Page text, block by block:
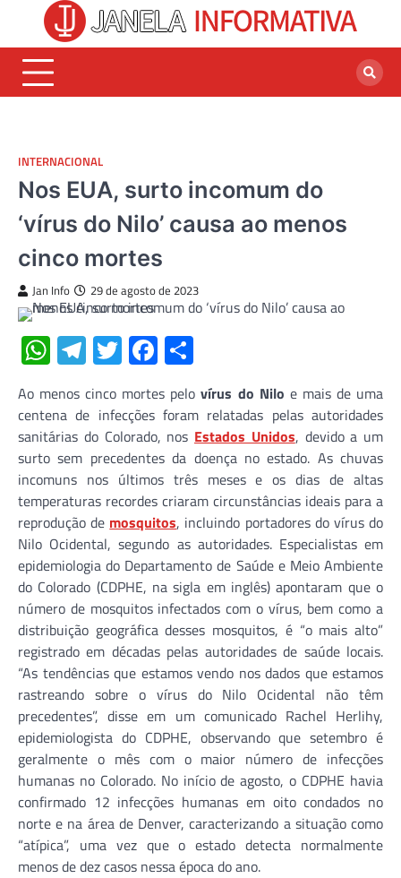
content
INTERNACIONAL
Nos EUA, surto incomum do
‘vírus do Nilo’ causa ao menos
cinco mortes
Jan Info 29 de agosto de 2023
WhatsApp
Telegram
TwitterFacebook
Ao menos cinco mortes pelovírus do Nilo e mais de uma
centena de infecções foram relatadas pelas autoridades
sanitárias do Colorado, nos Estados Unidos, devido a um
surto sem precedentes da doença no estado. As chuvas
incomuns nos últimos três meses e os dias de altas
temperaturas recordes criaram circunstâncias ideais para a
reprodução de mosquitos, incluindo portadores do vírus do
Nilo Ocidental, segundo as autoridades. Especialistas em
epidemiologia do Departamento de Saúde e Meio Ambiente
do Colorado (CDPHE, na sigla em inglês) apontaram que o
número de mosquitos infectados com o vírus, bem como a
distribuição geográfica desses mosquitos, é “o mais alto”
registrado em décadas pelas autoridades de saúde locais.
“As tendências que estamos vendo nos dados que estamos
rastreando sobre o vírus do Nilo Ocidental não têm
precedentes”, disse em um comunicado Rachel Herlihy,
epidemiologista do CDPHE, observando que setembro é
geralmente o mês com o maior número de infecções
humanas no Colorado. No início de agosto, o CDPHE havia
confirmado 12 infecções humanas em oito condados no
norte e na área de Denver, caracterizando a situação como
“atípica”, uma vez que o estado detecta normalmente
menos de dez casos nessa época do ano.